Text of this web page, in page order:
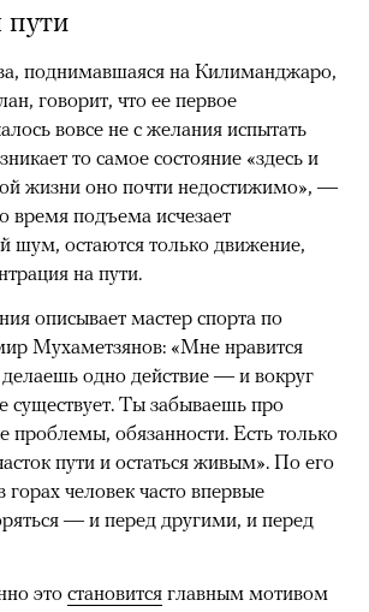
поднимавшаяся на Килиманджаро,
говорит, что ее первое
вовсе не с желания испытать
то самое состояние «здесь и
жизни оно почти недостижимо», —
время подъема исчезает
остаются только движение,
на пути.
описывает мастер спорта по
Мухаметзянов: «Мне нравится
делаешь одно действие — и вокруг
существует. Ты забываешь про
проблемы, обязанности. Есть только
пути и остаться живым». По его
человек часто впервые
— и перед другими, и перед
это становится главным мотивом